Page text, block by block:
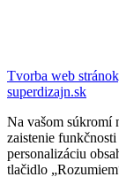
Tvorba web
superdizajn.sk
Na vašom súkromí
zaistenie
personalizáciu
tlačidlo